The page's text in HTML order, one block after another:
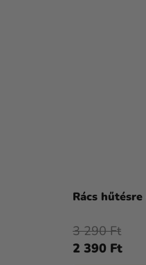
Rács
2 390 Ft
3 290 Ft